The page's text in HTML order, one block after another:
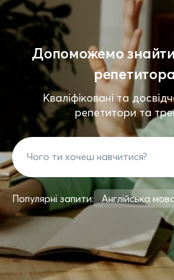
Допоможемо
Кваліфіковані та
репетитори та
Популярні запити: Англійська